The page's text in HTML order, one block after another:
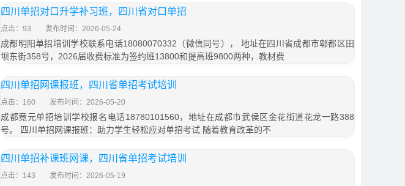
四川单招对口升学补习班，四川省对口单招
点击：93 发布时间：2026-05-24
成都明阳单招培训学校联系电话18080070332（微信同号）， 地址在四川省成都市郫都区田
坝东街358号，2026届收费标准为签约班13800和提高班9800两种，教材费
四川单招网课报班，四川省单招考试培训
点击：160 发布时间：2026-05-20
成都竟元单招培训学校报名电话18780101560，地址在成都市武侯区金花街道花龙一路388
号。 四川单招网课报班：助力学生轻松应对单招考试 随着教育改革的不
四川单招补课班网课，四川省单招考试培训
点击：143 发布时间：2026-05-19